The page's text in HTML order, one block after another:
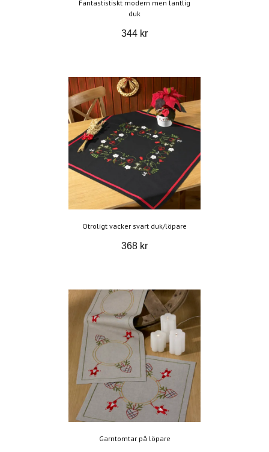
Fantastistiskt modern men lantlig
duk
344 kr
Otroligt vacker svart duk/löpare
368 kr
Garntomtar på löpare